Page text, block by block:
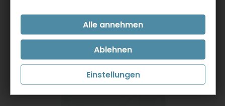
Einstellungen